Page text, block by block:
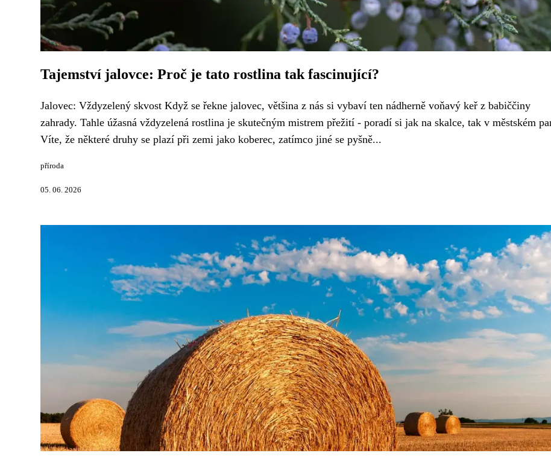
Tajemství jalovce: Proč je tato rostlina tak fascinující?
Jalovec: Vždyzelený skvost Když se řekne jalovec, většina z nás si vybaví ten nádherně voňavý keř z babiččiny
zahrady. Tahle úžasná vždyzelená rostlina je skutečným mistrem přežití - poradí si jak na skalce, tak v městském
Víte, že některé druhy se plazí při zemi jako koberec, zatímco jiné se pyšně...
příroda
05. 06. 2026